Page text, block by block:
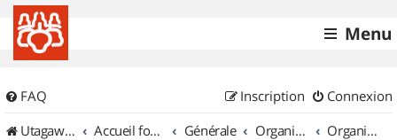
Menu
FAQ Connexion
Inscription
UtagawaVTT (Randos VTT et VTTAE avec traces GPS)
Accueil forum Générale Organisation de sorties & Recherche de partenaires Organisation de sorties en région Île de France